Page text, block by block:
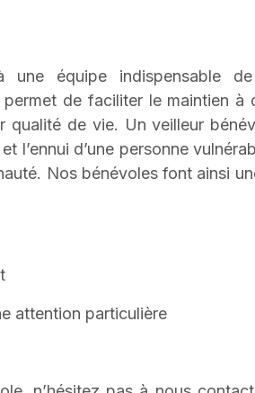
équipe indispensable de
permet de faciliter le maintien à
qualité de vie. Un veilleur
l’ennui d’une personne
Nos bénévoles font ainsi
attention particulière